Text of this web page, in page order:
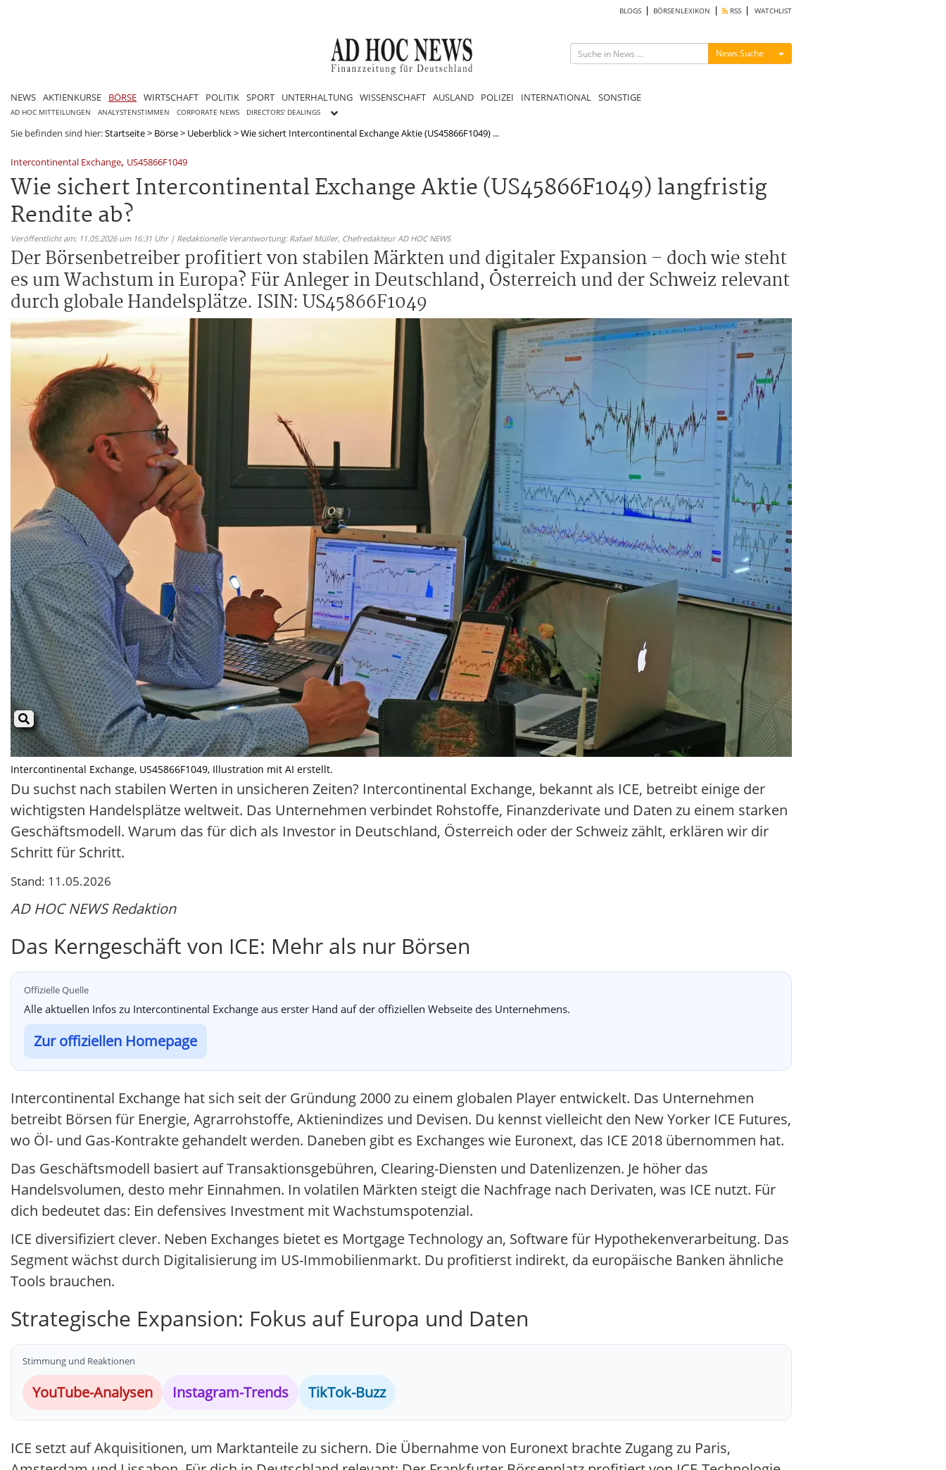
BLOGS BÖRSENLEXIKON RSS WATCHLIST
News Suche Menü ein-/ausblenden
NEWS AKTIENKURSE BÖRSE WIRTSCHAFT POLITIK SPORT UNTERHALTUNG WISSENSCHAFT AUSLAND POLIZEI INTERNATIONAL SONSTIGE
AD HOC MITTEILUNGEN ANALYSTENSTIMMEN CORPORATE NEWS DIRECTORS' DEALINGS
Sie befinden sind hier:Startseite> Börse> Ueberblick>Wie sichert Intercontinental Exchange Aktie (US45866F1049) ...
Intercontinental Exchange, US45866F1049
Wie sichert Intercontinental Exchange Aktie (US45866F1049) langfristig
Rendite ab?
Veröffentlicht am: 11.05.2026 um 16:31 Uhr | Redaktionelle Verantwortung: Rafael Müller, Chefredakteur AD HOC NEWS
Der Börsenbetreiber profitiert von stabilen Märkten und digitaler Expansion – doch wie steht
es um Wachstum in Europa? Für Anleger in Deutschland, Österreich und der Schweiz relevant
durch globale Handelsplätze. ISIN: US45866F1049
Intercontinental Exchange, US45866F1049, Illustration mit AI erstellt.
Du suchst nach stabilen Werten in unsicheren Zeiten? Intercontinental Exchange, bekannt als ICE, betreibt einige der
wichtigsten Handelsplätze weltweit. Das Unternehmen verbindet Rohstoffe, Finanzderivate und Daten zu einem starken
Geschäftsmodell. Warum das für dich als Investor in Deutschland, Österreich oder der Schweiz zählt, erklären wir dir
Schritt für Schritt.
Stand: 11.05.2026
AD HOC NEWS Redaktion
Das Kerngeschäft von ICE: Mehr als nur Börsen
Offizielle Quelle
Alle aktuellen Infos zu Intercontinental Exchange aus erster Hand auf der offiziellen Webseite des Unternehmens.
Zur offiziellen Homepage
Intercontinental Exchange hat sich seit der Gründung 2000 zu einem globalen Player entwickelt. Das Unternehmen
betreibt Börsen für Energie, Agrarrohstoffe, Aktienindizes und Devisen. Du kennst vielleicht den New Yorker ICE Futures,
wo Öl- und Gas-Kontrakte gehandelt werden. Daneben gibt es Exchanges wie Euronext, das ICE 2018 übernommen hat.
Das Geschäftsmodell basiert auf Transaktionsgebühren, Clearing-Diensten und Datenlizenzen. Je höher das
Handelsvolumen, desto mehr Einnahmen. In volatilen Märkten steigt die Nachfrage nach Derivaten, was ICE nutzt. Für
dich bedeutet das: Ein defensives Investment mit Wachstumspotenzial.
ICE diversifiziert clever. Neben Exchanges bietet es Mortgage Technology an, Software für Hypothekenverarbeitung. Das
Segment wächst durch Digitalisierung im US-Immobilienmarkt. Du profitierst indirekt, da europäische Banken ähnliche
Tools brauchen.
Strategische Expansion: Fokus auf Europa und Daten
Stimmung und Reaktionen
YouTube-Analysen Instagram-Trends TikTok-Buzz
ICE setzt auf Akquisitionen, um Marktanteile zu sichern. Die Übernahme von Euronext brachte Zugang zu Paris,